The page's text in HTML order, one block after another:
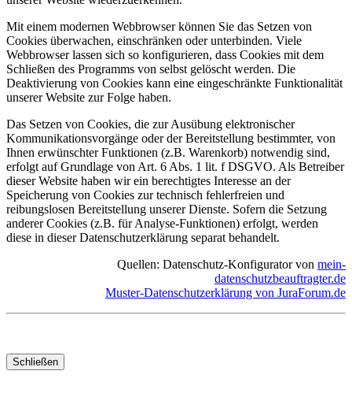
Mit einem modernen Webbrowser können Sie das Setzen von
Cookies überwachen, einschränken oder unterbinden. Viele
Webbrowser lassen sich so konfigurieren, dass Cookies mit dem
Schließen des Programms von selbst gelöscht werden. Die
Deaktivierung von Cookies kann eine eingeschränkte Funktionalität
unserer Website zur Folge haben.
Das Setzen von Cookies, die zur Ausübung elektronischer
Kommunikationsvorgänge oder der Bereitstellung bestimmter, von
Ihnen erwünschter Funktionen (z.B. Warenkorb) notwendig sind,
erfolgt auf Grundlage von Art. 6 Abs. 1 lit. f DSGVO. Als Betreiber
dieser Website haben wir ein berechtigtes Interesse an der
Speicherung von Cookies zur technisch fehlerfreien und
reibungslosen Bereitstellung unserer Dienste. Sofern die Setzung
anderer Cookies (z.B. für Analyse-Funktionen) erfolgt, werden
diese in dieser Datenschutzerklärung separat behandelt.
Quellen: Datenschutz-Konfigurator von mein-
datenschutzbeauftragter.de
Muster-Datenschutzerklärung von JuraForum.de
Schließen